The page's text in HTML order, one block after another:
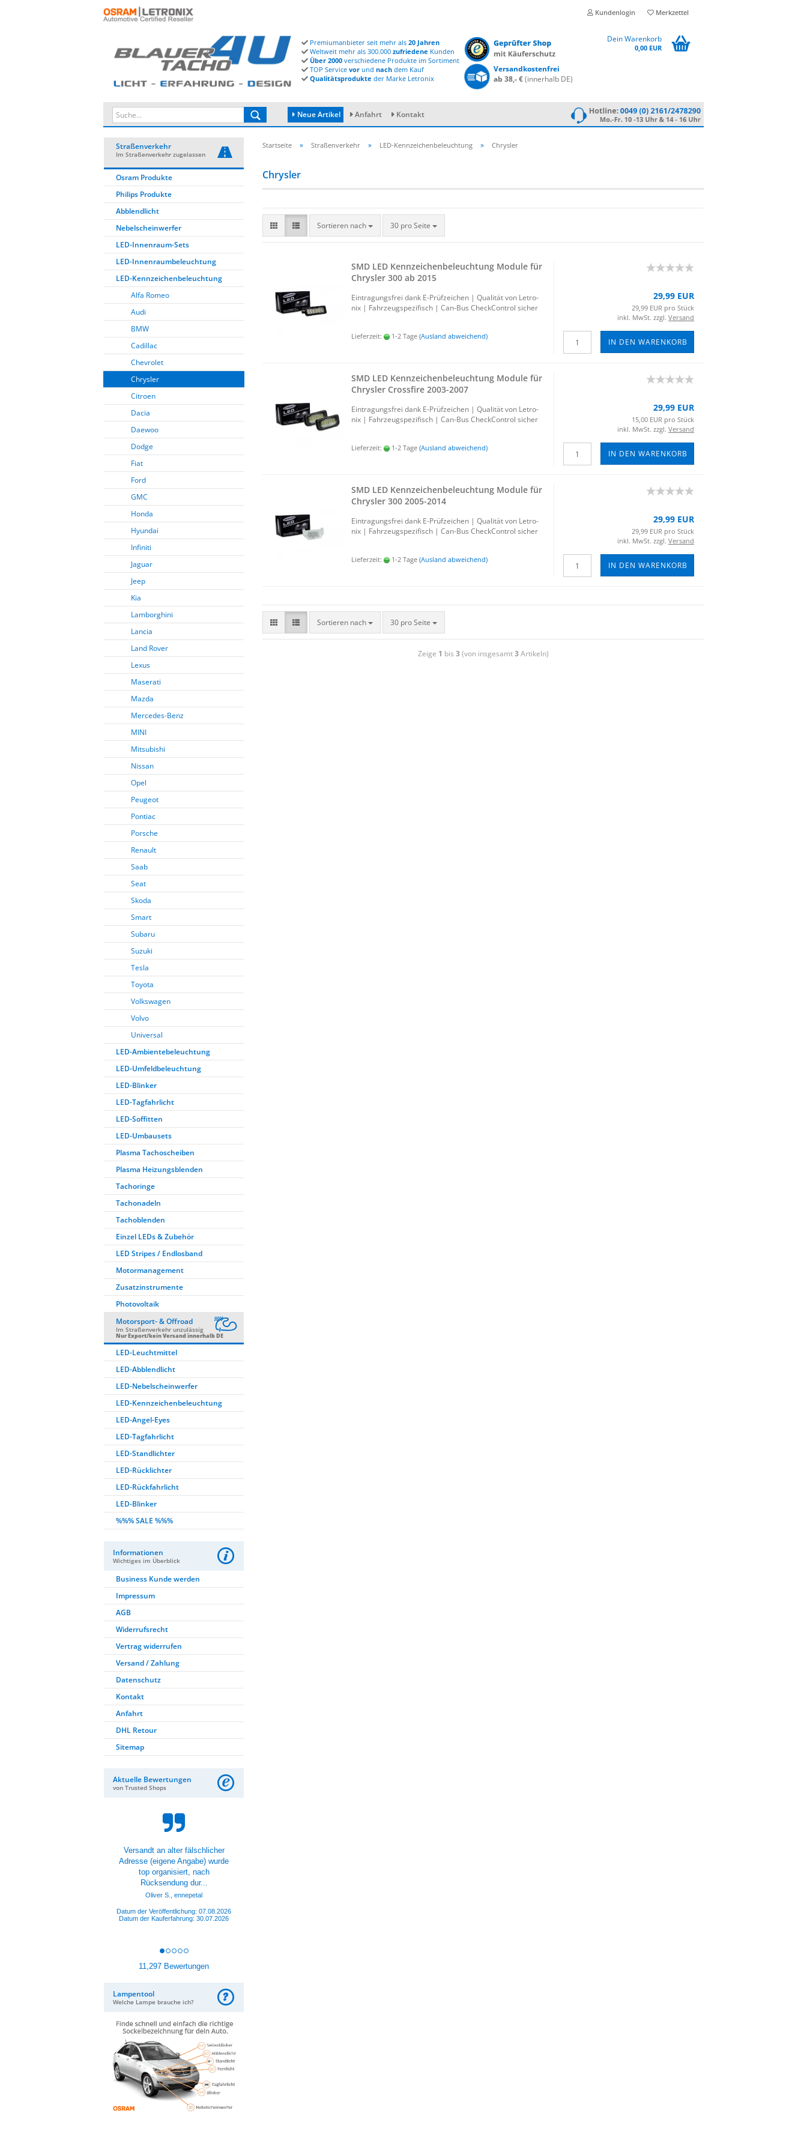
Kundenlogin Merkzettel
Premiumanbieter seit mehr als 20 Jahren
Weltweit mehr als 300.000 zufriedene Kunden
Über 2000 verschiedene Produkte im Sortiment
TOP Service vor und nach dem Kauf
Qualitätsprodukte der Marke Letronix
Versandkostenfrei
ab 38,- €(innerhalb DE)
Dein Warenkorb
0,00 EUR
Neue Artikel Anfahrt Kontakt
Startseite » Straßenverkehr » LED-Kennzeichenbeleuchtung » Chrysler
Chrysler
Sortieren nach 30 pro Seite
SMD LED Kenn­zei­chen­be­leuch­tung Mo­du­le für
Chrys­ler 300 ab 2015
Ein­tra­gungs­frei dank E-​Prüfzeichen | Qua­li­tät von Le­tro­
nix | Fahr­zeug­spe­zi­fisch | Can-​Bus Check­Con­trol si­cher
Lieferzeit: 1-2 Tage (Ausland abweichend)
29,99 EUR
29,99 EUR pro Stück
inkl. MwSt. zzgl. Versand
IN DEN WARENKORB
SMD LED Kenn­zei­chen­be­leuch­tung Mo­du­le für
Chrys­ler Cross­fire 2003-​2007
Ein­tra­gungs­frei dank E-​Prüfzeichen | Qua­li­tät von Le­tro­
nix | Fahr­zeug­spe­zi­fisch | Can-​Bus Check­Con­trol si­cher
Lieferzeit: 1-2 Tage (Ausland abweichend)
29,99 EUR
15,00 EUR pro Stück
inkl. MwSt. zzgl. Versand
IN DEN WARENKORB
SMD LED Kenn­zei­chen­be­leuch­tung Mo­du­le für
Chrys­ler 300 2005-​2014
Ein­tra­gungs­frei dank E-​Prüfzeichen | Qua­li­tät von Le­tro­
nix | Fahr­zeug­spe­zi­fisch | Can-​Bus Check­Con­trol si­cher
Lieferzeit: 1-2 Tage (Ausland abweichend)
29,99 EUR
29,99 EUR pro Stück
inkl. MwSt. zzgl. Versand
IN DEN WARENKORB
Sortieren nach 30 pro Seite
Zeige 1 bis 3(von insgesamt3Artikeln)
Straßenverkehr
Im Straßenverkehr zugelassen
Osram Produkte
Philips Produkte
Abblendlicht
Nebelscheinwerfer
LED-Innenraum-Sets
LED-Innenraumbeleuchtung
LED-Kennzeichenbeleuchtung
Alfa Romeo
Audi
BMW
Cadillac
Chevrolet
Chrysler
Citroen
Dacia
Daewoo
Dodge
Fiat
Ford
GMC
Honda
Hyundai
Infiniti
Jaguar
Jeep
Kia
Lamborghini
Lancia
Land Rover
Lexus
Maserati
Mazda
Mercedes-Benz
MINI
Mitsubishi
Nissan
Opel
Peugeot
Pontiac
Porsche
Renault
Saab
Seat
Skoda
Smart
Subaru
Suzuki
Tesla
Toyota
Volkswagen
Volvo
Universal
LED-Ambientebeleuchtung
LED-Umfeldbeleuchtung
LED-Blinker
LED-Tagfahrlicht
LED-Soffitten
LED-Umbausets
Plasma Tachoscheiben
Plasma Heizungsblenden
Tachoringe
Tachonadeln
Tachoblenden
Einzel LEDs & Zubehör
LED Stripes / Endlosband
Motormanagement
Zusatzinstrumente
Photovoltaik
Motorsport- & Offroad
Im Straßenverkehr unzulässig
Nur Export/kein Versand innerhalb DE
LED-Leuchtmittel
LED-Abblendlicht
LED-Nebelscheinwerfer
LED-Kennzeichenbeleuchtung
LED-Angel-Eyes
LED-Tagfahrlicht
LED-Standlichter
LED-Rücklichter
LED-Rückfahrlicht
LED-Blinker
%%% SALE %%%
Informationen
Wichtiges im Überblick
Business Kunde werden
Impressum
AGB
Widerrufsrecht
Vertrag widerrufen
Versand / Zahlung
Datenschutz
Kontakt
Anfahrt
DHL Retour
Sitemap
Aktuelle Bewertungen
von Trusted Shops
Lieferung war gut und die
Scheinwerfer sind auch super.
Montage nach Anleitung
beziehungsweise dem V...
Datum der Veröffentlichung: 07.08.2026
Datum der Kauferfahrung: 28.07.2026
11,297 Bewertungen
Lampentool
Welche Lampe brauche ich?